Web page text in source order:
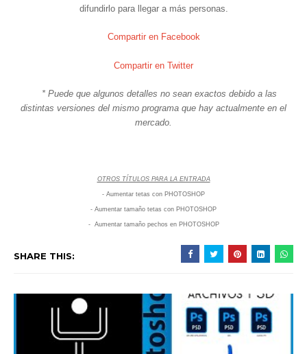
difundirlo para llegar a más personas.
Compartir en Facebook
Compartir en Twitter
* Puede que algunos detalles no sean exactos debido a las
distintas versiones del mismo programa que hay actualmente en el
mercado.
OTROS TÍTULOS PARA LA ENTRADA
- Aumentar tetas con PHOTOSHOP
- Aumentar tamaño tetas con PHOTOSHOP
- Aumentar tamaño pechos en PHOTOSHOP
SHARE THIS: